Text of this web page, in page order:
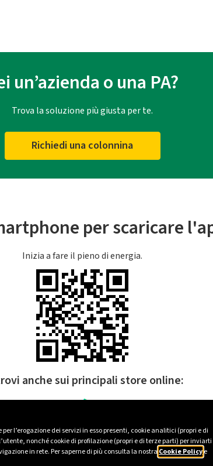
l’erogazione dei servizi in esso presenti, cookie analitici (propri e di
nonché cookie di profilazione (propri e di terze parti) per inviarti
in rete. Per saperne di più consulta la nostra Cookie Policye
un’azienda o una PA?
Trova la soluzione più giusta per te.
Richiedi una colonnina
per scaricare
Inizia a fare il pieno di energia.
anche sui principali store online: